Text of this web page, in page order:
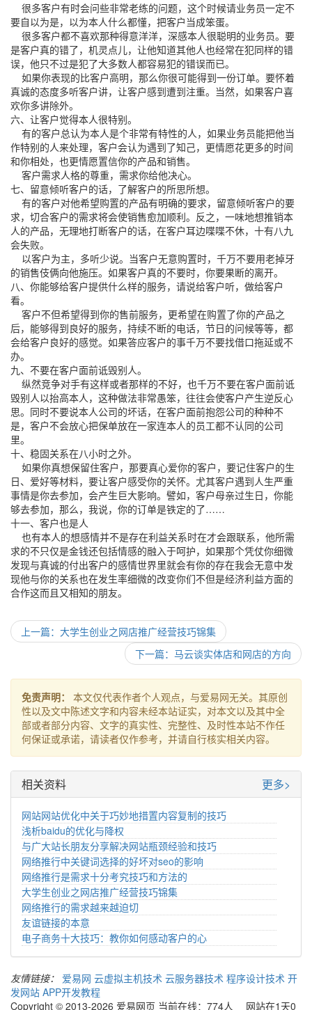
很多客户有时会问些非常老练的问题，这个时候请业务员一定不
要自以为是，以为本人什么都懂，把客户当成笨蛋。
很多客户都不喜欢那种得意洋洋，深感本人很聪明的业务员。要
是客户真的错了，机灵点儿，让他知道其他人也经常在犯同样的错
误，他只不过是犯了大多数人都容易犯的错误而已。
如果你表现的比客户高明，那么你很可能得到一份订单。要怀着
真诚的态度多听客户讲，让客户感到遭到注重。当然，如果客户喜
欢你多讲除外。
六、让客户觉得本人很特别。
有的客户总认为本人是个非常有特性的人，如果业务员能把他当
作特别的人来处理，客户会认为遇到了知己，更情愿花更多的时间
和你相处，也更情愿置信你的产品和销售。
客户需求人格的尊重，需求你给他决心。
七、留意倾听客户的话，了解客户的所思所想。
有的客户对他希望购置的产品有明确的要求，留意倾听客户的要
求，切合客户的需求将会使销售愈加顺利。反之，一味地想推销本
人的产品，无理地打断客户的话，在客户耳边喋喋不休，十有八九
会失败。
以客户为主，多听少说。当客户无意购置时，千万不要用老掉牙
的销售伎俩向他施压。如果客户真的不要时，你要果断的离开。
八、你能够给客户提供什么样的服务，请说给客户听，做给客户
看。
客户不但希望得到你的售前服务，更希望在购置了你的产品之
后，能够得到良好的服务，持续不断的电话，节日的问候等等，都
会给客户良好的感觉。如果答应客户的事千万不要找借口拖延或不
办。
九、不要在客户面前诋毁别人。
纵然竞争对手有这样或者那样的不好，也千万不要在客户面前诋
毁别人以抬高本人，这种做法非常愚笨，往往会使客户产生逆反心
思。同时不要说本人公司的坏话，在客户面前抱怨公司的种种不
是，客户不会放心把保单放在一家连本人的员工都不认同的公司
里。
十、稳固关系在八小时之外。
如果你真想保留住客户，那要真心爱你的客户，要记住客户的生
日、爱好等材料，要让客户感受你的关怀。尤其客户遇到人生严重
事情是你去参加，会产生巨大影响。譬如，客户母亲过生日，你能
够去参加，那么，我说，你的订单是铁定的了……
十一、客户也是人
也有本人的想感情并不是存在利益关系时在才会跟联系，他所需
求的不只仅是金钱还包括情感的融入于呵护，如果那个凭仗你细微
发现与真诚的付出客户的感情世界里就会有你的存在我会无意中发
现他与你的关系也在发生率细微的改变你们不但是经济利益方面的
合作这而且又相知的朋友。
上一篇：大学生创业之网店推广经营技巧锦集
下一篇：马云谈实体店和网店的方向
免责声明：
本文仅代表作者个人观点，与爱易网无关。其原创
性以及文中陈述文字和内容未经本站证实，对本文以及其中全
部或者部分内容、文字的真实性、完整性、及时性本站不作任
何保证或承诺，请读者仅作参考，并请自行核实相关内容。
相关资料 更多>
网站网站优化中关于巧妙地措置内容复制的技巧
浅析baidu的优化与降权
与广大站长朋友分享解决网站瓶颈经验和技巧
网络推行中关键词选择的好坏对seo的影响
网络推行是需求十分考究技巧和方法的
大学生创业之网店推广经营技巧锦集
网络推行的需求越来越迫切
友谊链接的本意
电子商务十大技巧：教你如何感动客户的心
友情链接： 爱易网 云虚拟主机技术 云服务器技术 程序设计技术 开
发网站 APP开发教程
Copyright © 2013-2026 爱易网页 当前在线：774人 网站在1天0